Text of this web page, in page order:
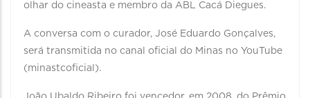
olhar do cineasta e membro da ABL Cacá Diegues. ⠀ ⠀
A conversa com o curador, José Eduardo Gonçalves,
será transmitida no canal oficial do Minas no YouTube
(minastcoficial).